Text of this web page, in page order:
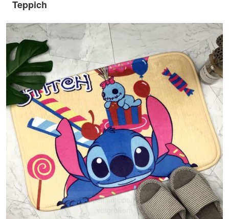
Teppich
Doppelt antippen zum
vergrößern